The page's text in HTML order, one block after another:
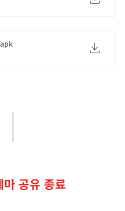
마 공유 종료